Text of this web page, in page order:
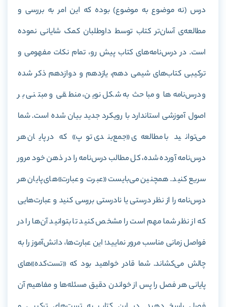
درس (نه موضوع به موضوع) بوده که این امر به بررسی و
مطالعه‌ی آسان‌تر کتاب توسط داوطلبان کمک شایانی نموده
است. در درس‌نامه‌های کتاب پیش رو، تمام نکات مفهومی و
ترکیبی کتاب‌های شیمی دهم، یازدهم و دوازدهم ذکر شده‌
و درس‌نامه‌ها و مباحث به شکل نوین، منطقی و مبتنی بر
اصول آموزشی استاندارد با رویکرد جدید بیان شده است. شما
می‌توانید با مطالعه‌ی «جمع‌بندی توپ» که در پایان هر
درس‌نامه آورده شده، کل مطالب درس‌نامه را در ذهن خود مرور
سریع کنید. همچنین می‌بایست «عبرت و عبارت‌»های پایان هر
درس‌نامه را از نظر درستی یا نادرستی بررسی کنید و عبارت‌هایی
که از نظر شما مهم است را مشخص کنید تا بتوانید آن‌ها را در
فواصل زمانی مناسب مرور نمایید؛ این عبارت‌ها، دانش‌آموز را به
چالش می‌کشاند. شما قادر خواهید بود که «تست‌کده»های
پایانی هر فصل را پس از خواندن دقیق مسئله‌ها و مفاهیم آن